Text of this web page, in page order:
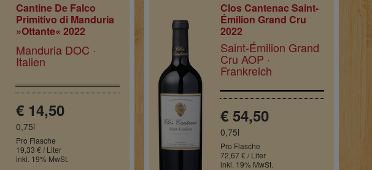
Cantine De Falco
Primitivo di Manduria
»Ottante« 2022
Manduria DOC ·
Italien
€ 14,50
0,75l
Pro Flasche
19,33 € / Liter
inkl. 19% MwSt.
Clos Cantenac Saint-
Émilion Grand Cru
2022
Saint-Émilion Grand
Cru AOP ·
Frankreich
€ 54,50
0,75l
Pro Flasche
72,67 € / Liter
inkl. 19% MwSt.